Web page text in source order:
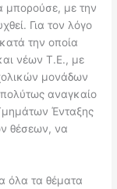
μπορούσε, με την
Για τον λόγο
την οποία
νέων Τ.Ε., με
μονάδων
αναγκαίο
Ένταξης
θέσεων, να
όλα τα θέματα